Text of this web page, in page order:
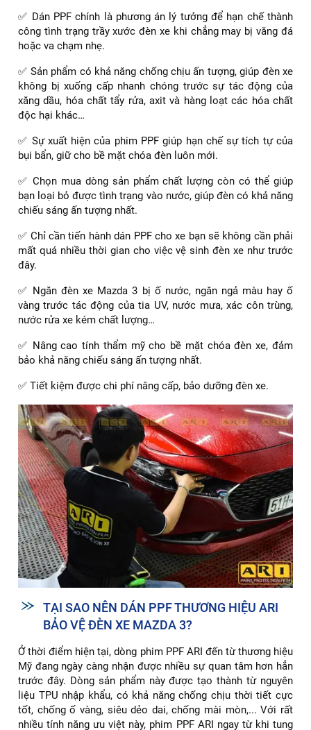
✅ Dán PPF chính là phương án lý tưởng để hạn chế thành
công tình trạng trầy xước đèn xe khi chẳng may bị văng đá
hoặc va chạm nhẹ.
✅ Sản phẩm có khả năng chống chịu ấn tượng, giúp đèn xe
không bị xuống cấp nhanh chóng trước sự tác động của
xăng dầu, hóa chất tẩy rửa, axit và hàng loạt các hóa chất
độc hại khác…
✅ Sự xuất hiện của phim PPF giúp hạn chế sự tích tự của
bụi bẩn, giữ cho bề mặt chóa đèn luôn mới.
✅ Chọn mua dòng sản phẩm chất lượng còn có thể giúp
bạn loại bỏ được tình trạng vào nước, giúp đèn có khả năng
chiếu sáng ấn tượng nhất.
✅ Chỉ cần tiến hành dán PPF cho xe bạn sẽ không cần phải
mất quá nhiều thời gian cho việc vệ sinh đèn xe như trước
đây.
✅ Ngăn đèn xe Mazda 3 bị ố nước, ngăn ngả màu hay ố
vàng trước tác động của tia UV, nước mưa, xác côn trùng,
nước rửa xe kém chất lượng…
✅ Nâng cao tính thẩm mỹ cho bề mặt chóa đèn xe, đảm
bảo khả năng chiếu sáng ấn tượng nhất.
✅ Tiết kiệm được chi phí nâng cấp, bảo dưỡng đèn xe.
TẠI SAO NÊN DÁN PPF THƯƠNG HIỆU ARI
BẢO VỆ ĐÈN XE MAZDA 3?
Ở thời điểm hiện tại, dòng phim PPF ARI đến từ thương hiệu
Mỹ đang ngày càng nhận được nhiều sự quan tâm hơn hẳn
trước đây. Dòng sản phẩm này được tạo thành từ nguyên
liệu TPU nhập khẩu, có khả năng chống chịu thời tiết cực
tốt, chống ố vàng, siêu dẻo dai, chống mài mòn,... Với rất
nhiều tính năng ưu việt này, phim PPF ARI ngay từ khi tung